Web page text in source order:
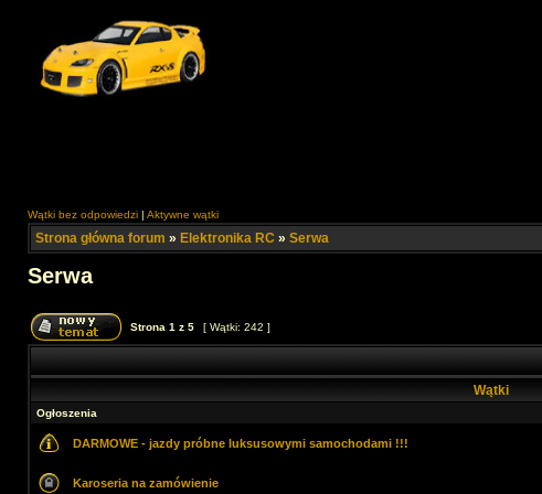
Wątki bez odpowiedzi | Aktywne wątki
Strona główna forum » Elektronika RC » Serwa
Serwa
Strona 1 z 5 [ Wątki: 242 ]
Wątki
Ogłoszenia
DARMOWE - jazdy próbne luksusowymi samochodami !!!
Karoseria na zamówienie